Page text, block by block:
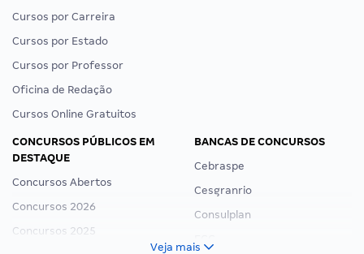
Cursos por Carreira
Cursos por Estado
Cursos por Professor
Oficina de Redação
Cursos Online Gratuitos
CONCURSOS PÚBLICOS EM
DESTAQUE
Concursos Abertos
Concursos 2026
Concursos 2025
BANCAS DE CONCURSOS
Cebraspe
Cesgranrio
Consulplan
Veja mais